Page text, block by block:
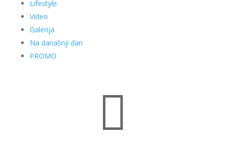
Lifestyle
Video
Galerija
Na današnji dan
PROMO
